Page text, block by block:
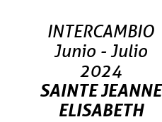
INTERCAMBIO
Junio - Julio
2024
SAINTE JEANNE
ELISABETH